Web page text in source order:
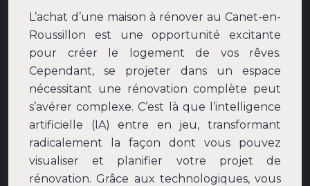
L’achat d’une maison à rénover au Canet-en-
Roussillon est une opportunité excitante
pour créer le logement de vos rêves.
Cependant, se projeter dans un espace
nécessitant une rénovation complète peut
s’avérer complexe. C’est là que l’intelligence
artificielle (IA) entre en jeu, transformant
radicalement la façon dont vous pouvez
visualiser et planifier votre projet de
rénovation. Grâce aux technologiques, vous